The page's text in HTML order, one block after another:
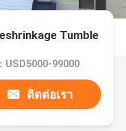
Tumble
USD5000-99000
ติดต่อเรา